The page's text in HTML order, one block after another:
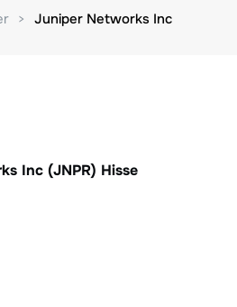
Juniper Networks Inc
Inc (JNPR) Hisse